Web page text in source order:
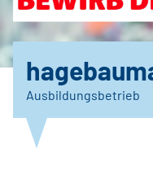
Ausbildungsbetrieb